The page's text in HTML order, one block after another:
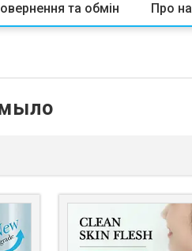
та обмін Про